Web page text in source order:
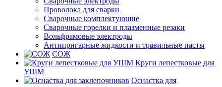
Проволока для сварки
Сварочные комплектующие
Сварочные горелки и плазменные резаки
Вольфрамовые электроды
Антипригарные жидкости и травильные пасты
СОЖ
Круги лепестковые для
УШМ
Оснастка для